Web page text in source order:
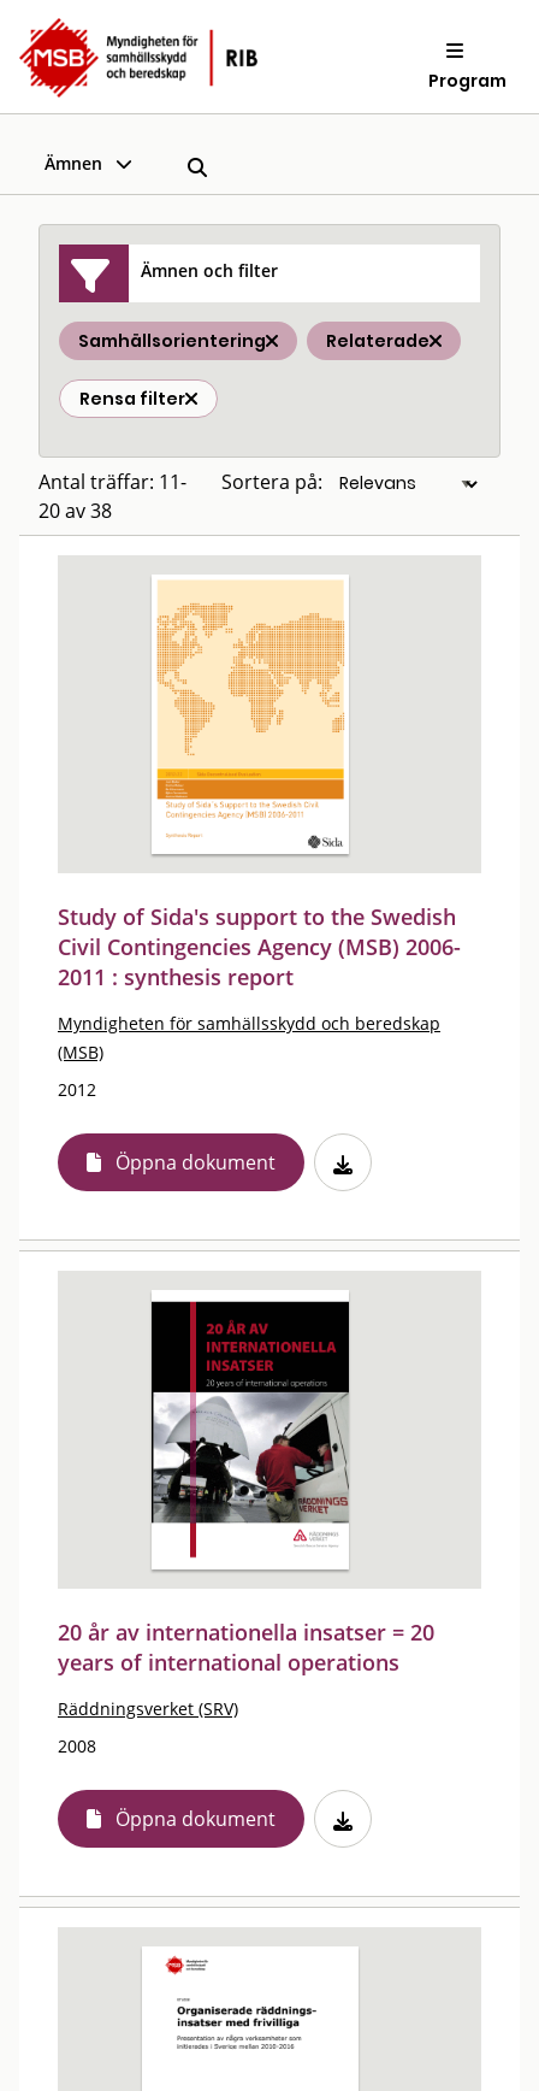
Program
Ämnen
Ämnen och filter
Samhällsorientering Relaterade
Rensa filter
Antal träffar: 11-
20 av 38
Sortera på:
Study of Sida's support to the Swedish
Civil Contingencies Agency (MSB) 2006-
2011 : synthesis report
Myndigheten för samhällsskydd och beredskap
(MSB)
2012
Öppna dokument
20 år av internationella insatser = 20
years of international operations
Räddningsverket (SRV)
2008
Öppna dokument